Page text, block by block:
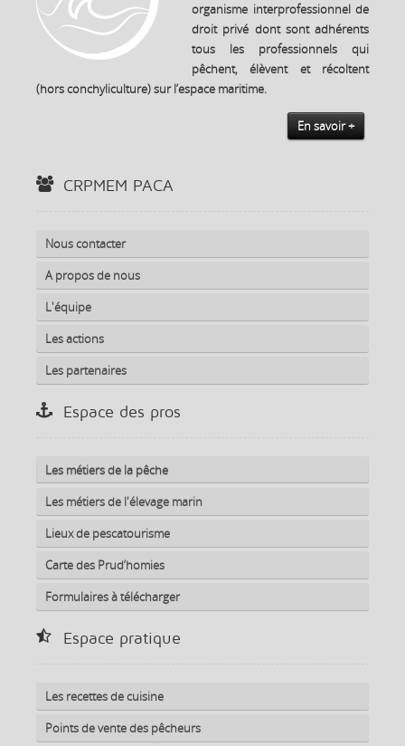
organisme interprofessionnel de
droit privé dont sont adhérents
tous les professionnels qui
pêchent, élèvent et récoltent
(hors conchyliculture) sur l’espace maritime.
En savoir +
CRPMEM PACA
Nous contacter
A propos de nous
L'équipe
Les actions
Les partenaires
Espace des pros
Les métiers de la pêche
Les métiers de l'élevage marin
Lieux de pescatourisme
Carte des Prud’homies
Formulaires à télécharger
Espace pratique
Les recettes de cuisine
Points de vente des pêcheurs